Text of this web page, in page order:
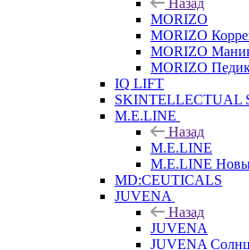
Назад
MORIZO
MORIZO
MORIZO
MORIZO
IQ LIFT
SKINTELLECTUAL
M.E.LINE
Назад
M.E.LINE
M.E.LINE
MD:CEUTICALS
JUVENA
Назад
JUVENA
JUVENA